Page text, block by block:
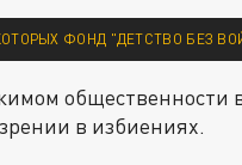
ФОНД "ДЕТСТВО БЕЗ
общественности
в избиениях.